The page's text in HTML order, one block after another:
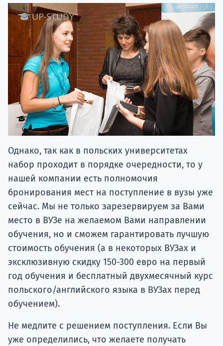
Однако, так как в польских университетах
набор проходит в порядке очередности, то у
нашей компании есть полномочия
бронирования мест на поступление в вузы уже
сейчас. Мы не только зарезервируем за Вами
место в ВУЗе на желаемом Вами направлении
обучения, но и сможем гарантировать лучшую
стоимость обучения (а в некоторых ВУЗах и
эксклюзивную скидку 150-300 евро на первый
год обучения и бесплатный двухмесячный курс
польского/английского языка в ВУЗах перед
обучением).
Не медлите с решением поступления. Если Вы
уже определились, что желаете получать